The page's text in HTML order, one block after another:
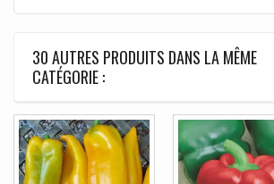
30 AUTRES PRODUITS DANS LA MÊME
CATÉGORIE :